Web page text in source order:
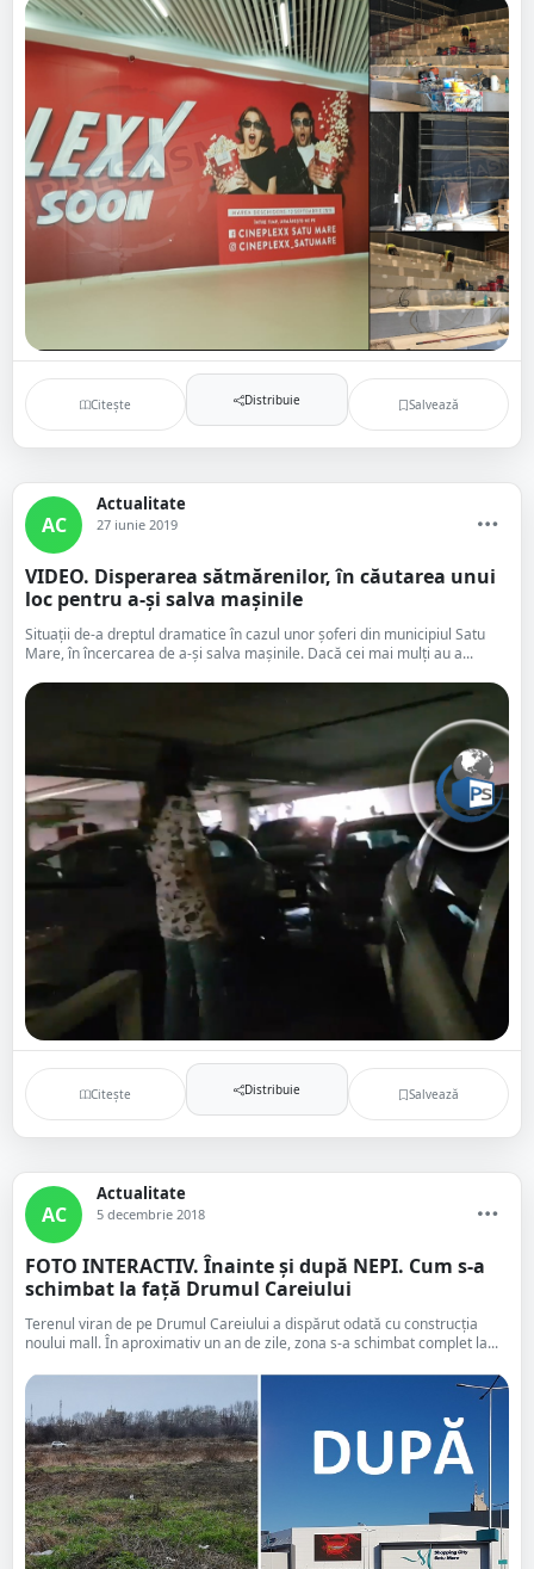
Citește Distribuie Salvează
AC
Actualitate
27 iunie 2019
VIDEO. Disperarea sătmărenilor, în căutarea unui
loc pentru a-și salva mașinile
Situații de-a dreptul dramatice în cazul unor șoferi din municipiul Satu
Mare, în încercarea de a-și salva mașinile. Dacă cei mai mulți au a...
Citește Distribuie Salvează
AC
Actualitate
5 decembrie 2018
FOTO INTERACTIV. Înainte și după NEPI. Cum s-a
schimbat la față Drumul Careiului
Terenul viran de pe Drumul Careiului a dispărut odată cu construcția
noului mall. În aproximativ un an de zile, zona s-a schimbat complet la...